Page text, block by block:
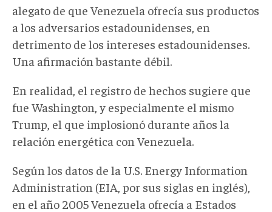
alegato de que Venezuela ofrecía sus productos
a los adversarios estadounidenses, en
detrimento de los intereses estadounidenses.
Una afirmación bastante débil.
En realidad, el registro de hechos sugiere que
fue Washington, y especialmente el mismo
Trump, el que implosionó durante años la
relación energética con Venezuela.
Según los datos de la U.S. Energy Information
Administration (EIA, por sus siglas en inglés),
en el año 2005 Venezuela ofrecía a Estados